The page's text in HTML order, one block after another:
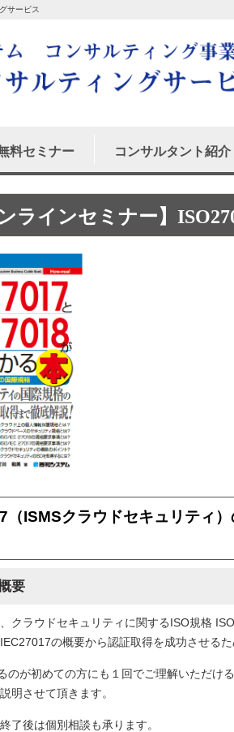
サービス
料セミナー コンサルタント紹介
ラインセミナー】
（ISMSクラウドセキュリティ
要
クラウドセキュリティに関するISO規格
の概要から認証取得を成功させる
のが初めての方にも１回でご理解いただけ
明させて頂きます。
了後は個別相談も承ります。